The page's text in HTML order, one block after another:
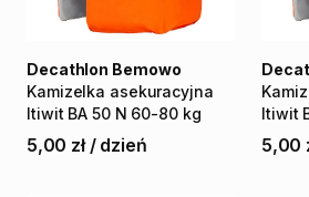
Kamizelka asekuracyjna
Itiwit BA 50 N 60-80 kg
Decathlon Bemowo
5,00 zł / dzień
Itiwit
5,00